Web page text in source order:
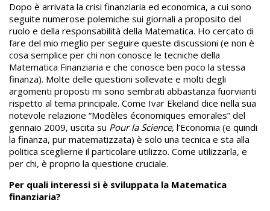
Dopo è arrivata la crisi finanziaria ed economica, a cui sono
seguite numerose polemiche sui giornali a proposito del
ruolo e della responsabilità della Matematica. Ho cercato di
fare del mio meglio per seguire queste discussioni (e non è
cosa semplice per chi non conosce le tecniche della
Matematica Finanziaria e che conosce ben poco la stessa
finanza). Molte delle questioni sollevate e molti degli
argomenti proposti mi sono sembrati abbastanza fuorvianti
rispetto al tema principale. Come Ivar Ekeland dice nella sua
notevole relazione “Modèles économiques emorales” del
gennaio 2009, uscita su Pour la Science, l’Economia (e quindi
la finanza, pur matematizzata) è solo una tecnica e sta alla
politica sceglierne il particolare utilizzo. Come utilizzarla, e
per chi, è proprio la questione cruciale.
Per quali interessi si è sviluppata la Matematica
finanziaria?